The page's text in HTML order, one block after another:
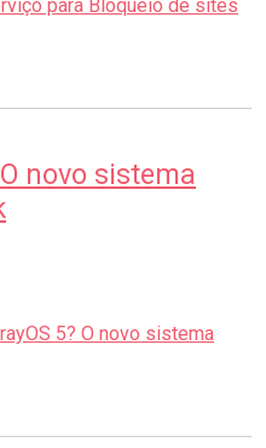
para Bloqueio de sites
novo sistema
5? O novo sistema